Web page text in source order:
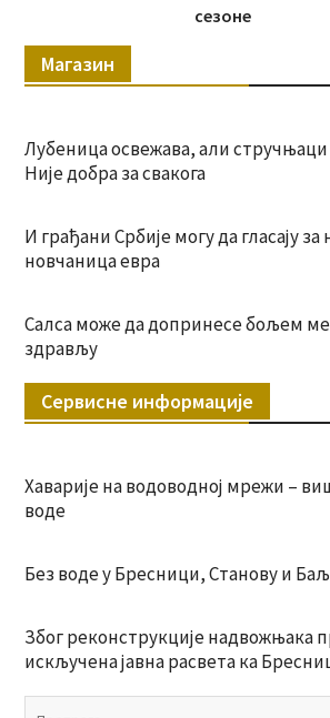
сезоне
Магазин
Лубеница освежава, али стручњаци
Није добра за свакога
И грађани Србије могу да гласају за
новчаница евра
Салса може да допринесе бољем
здрављу
Сервисне информације
Хаварије на водоводној мрежи –
воде
Без воде у Бресници, Станову и
Због реконструкције надвожњака
искључена јавна расвета ка